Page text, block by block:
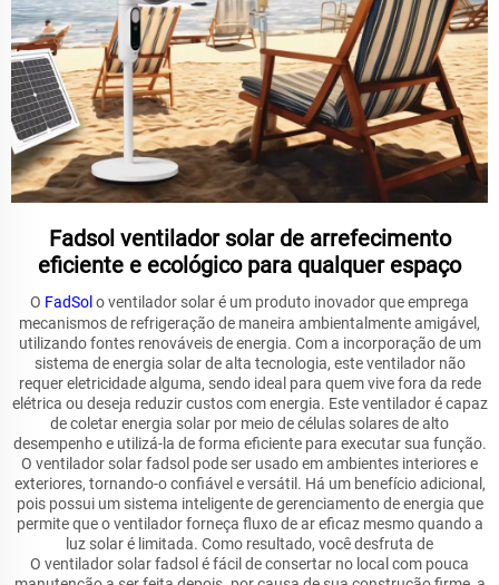
Fadsol ventilador solar de arrefecimento
eficiente e ecológico para qualquer espaço
O FadSol o ventilador solar é um produto inovador que emprega
mecanismos de refrigeração de maneira ambientalmente amigável,
utilizando fontes renováveis de energia. Com a incorporação de um
sistema de energia solar de alta tecnologia, este ventilador não
requer eletricidade alguma, sendo ideal para quem vive fora da rede
elétrica ou deseja reduzir custos com energia. Este ventilador é capaz
de coletar energia solar por meio de células solares de alto
desempenho e utilizá-la de forma eficiente para executar sua função.
O ventilador solar fadsol pode ser usado em ambientes interiores e
exteriores, tornando-o confiável e versátil. Há um benefício adicional,
pois possui um sistema inteligente de gerenciamento de energia que
permite que o ventilador forneça fluxo de ar eficaz mesmo quando a
luz solar é limitada. Como resultado, você desfruta de
O ventilador solar fadsol é fácil de consertar no local com pouca